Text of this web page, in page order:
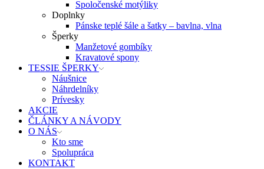
Spoločenské motýliky
Doplnky
Pánske teplé šále a šatky – bavlna, vlna
Šperky
Manžetové gombíky
Kravatové spony
TESSIE ŠPERKY
Náušnice
Náhrdelníky
Prívesky
AKCIE
ČLÁNKY A NÁVODY
O NÁS
Kto sme
Spolupráca
KONTAKT